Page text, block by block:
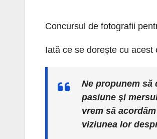
Concursul de fotografii
Iată ce se dorește cu acest
Ne propunem să
pasiune şi
vrem să
viziunea lor